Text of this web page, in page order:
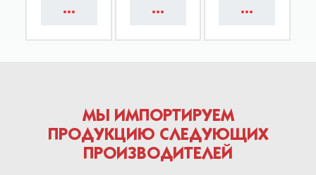
МЫ ИМПОРТИРУЕМ
ПРОДУКЦИЮ СЛЕДУЮЩИХ
ПРОИЗВОДИТЕЛЕЙ